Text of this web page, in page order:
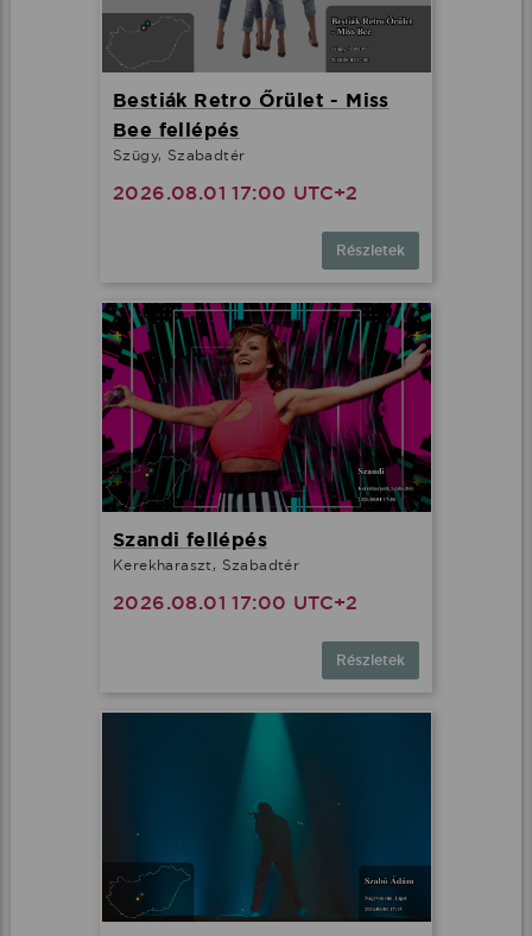
Bestiák Retro Őrület - Miss
Bee fellépés
Szügy, Szabadtér
2026.08.01 17:00 UTC+2
Részletek
Szandi fellépés
Kerekharaszt, Szabadtér
2026.08.01 17:00 UTC+2
Részletek